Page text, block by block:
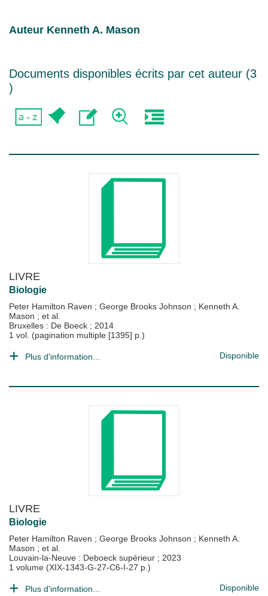
Auteur Kenneth A. Mason
Documents disponibles écrits par cet auteur (3
)
LIVRE
Biologie
Peter Hamilton Raven ; George Brooks Johnson ; Kenneth A.
Mason ; et al.
Bruxelles : De Boeck ; 2014
1 vol. (pagination multiple [1395] p.)
Plus d'information... Disponible
LIVRE
Biologie
Peter Hamilton Raven ; George Brooks Johnson ; Kenneth A.
Mason ; et al.
Louvain-la-Neuve : Deboeck supérieur ; 2023
1 volume (XIX-1343-G-27-C6-I-27 p.)
Plus d'information... Disponible